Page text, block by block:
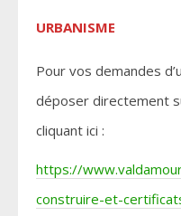
URBANISME
Pour vos demandes
déposer directement
cliquant ici :
https://
construire-et-